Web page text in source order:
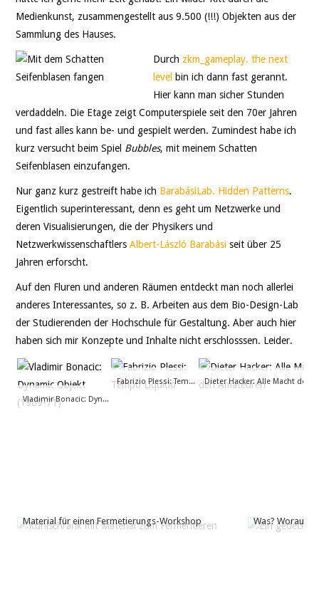
Medienkunst, zusammengestellt aus 9.500 (!!!) Objekten aus der
Sammlung des Hauses.
Durch zkm_gameplay. the next
level bin ich dann fast gerannt.
Hier kann man sicher Stunden
verdaddeln. Die Etage zeigt Computerspiele seit den 70er Jahren
und fast alles kann be- und gespielt werden. Zumindest habe ich
kurz versucht beim Spiel Bubbles, mit meinem Schatten
Seifenblasen einzufangen.
Nur ganz kurz gestreift habe ich BarabásiLab. Hidden Patterns.
Eigentlich superinteressant, denn es geht um Netzwerke und
deren Visualisierungen, die der Physikers und
NetzwerkwissenschaftlersAlbert-László Barabási seit über 25
Jahren erforscht.
Auf den Fluren und anderen Räumen entdeckt man noch allerlei
anderes Interessantes, so z. B. Arbeiten aus dem Bio-Design-Lab
der Studierenden der Hochschule für Gestaltung. Aber auch hier
haben sich mir Konzepte und Inhalte nicht erschlosssen. Leider.
Vladimir Bonacic: Dynamic Objekt (1969-71)
Fabrizio Plessi: Tempo Liquido
Material für einen Fermetierungs-Workshop Was? Woraus?